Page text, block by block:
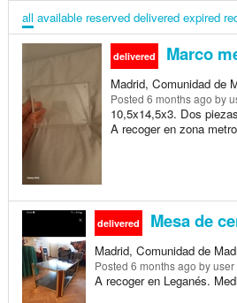
all available reserved delivered expired
delivered Marco
Madrid, Comunidad de
Posted 6 months ago by
10,5x14,5x3. Dos
A recoger en zona
delivered Mesa de
Madrid, Comunidad de
Posted 6 months ago by
A recoger en Leganés.